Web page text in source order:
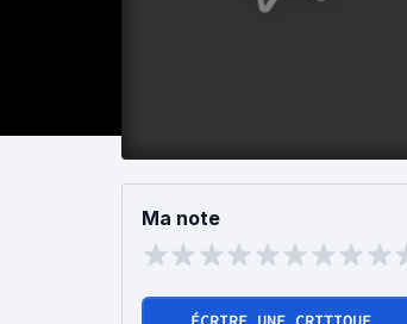
Ma note